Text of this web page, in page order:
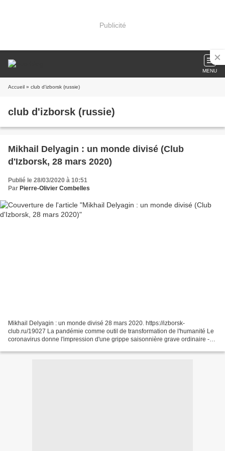
Publicité
MENU
Accueil » club d'izborsk (russie)
club d'izborsk (russie)
Mikhail Delyagin : un monde divisé (Club
d'Izborsk, 28 mars 2020)
Publié le 28/03/2020 à 10:51
Par Pierre-Olivier Combelles
Mikhail Delyagin : un monde divisé 28 mars 2020. https://izborsk-
club.ru/19027 La pandémie comme outil de transformation de l'humanité Le
coronavirus donne l'impression d'une grippe saisonnière grave ordinaire -